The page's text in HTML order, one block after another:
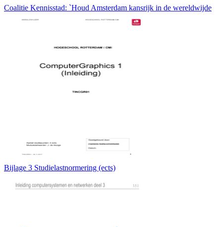
Coalitie Kennisstad: `Houd Amsterdam kansrijk in de wereldwijde
Bijlage 3 Studielastnormering (ects)